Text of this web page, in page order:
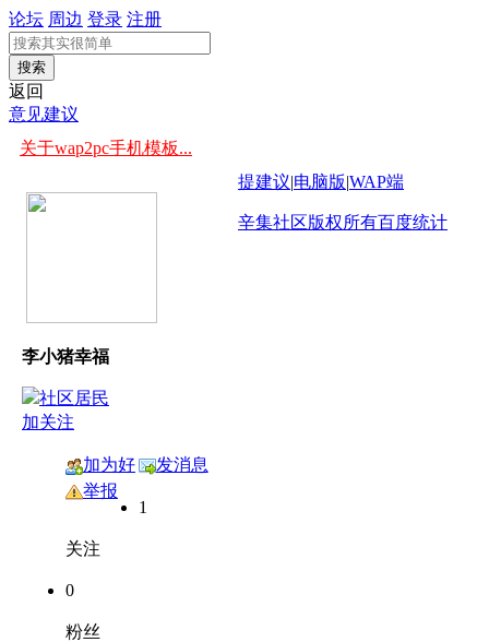
论坛 周边 登录 注册
搜索
返回
意见建议
关于wap2pc手机模板...
李小猪幸福
加关注
加为好
友
发消息
举报
1
关注
0
粉丝
提建议|电脑版|WAP端
辛集社区版权所有百度统计